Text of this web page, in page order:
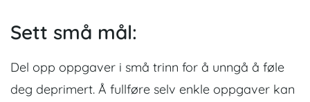
Sett små mål:
Del opp oppgaver i små trinn for å unngå å føle
deg deprimert. Å fullføre selv enkle oppgaver kan